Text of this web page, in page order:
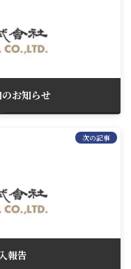
お知らせ
次の記事
報告